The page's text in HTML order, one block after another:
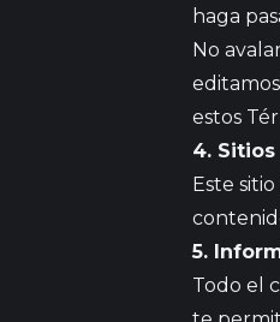
haga
No
estos
4.
Este
5.
Todo el